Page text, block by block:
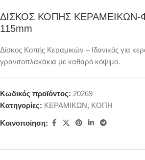
ΔΙΣΚΟΣ ΚΟΠΗΣ
115mm
Δίσκος Κοπής Κεραμικών – Ιδανικός για
γρανιτοπλακάκια με καθαρό κόψιμο.
Κωδικός προϊόντος: 20269
Κατηγορίες: ΚΕΡΑΜΙΚΩΝ, ΚΟΠΗ
Κοινοποίηση: